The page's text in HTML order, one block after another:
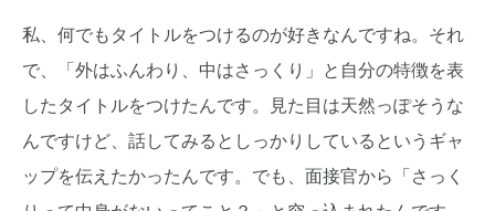
私、何でもタイトルをつけるのが好きなんですね。それ
で、「外はふんわり、中はさっくり」と自分の特徴を表
したタイトルをつけたんです。見た目は天然っぽそうな
んですけど、話してみるとしっかりしているというギャ
ップを伝えたかったんです。でも、面接官から「さっく